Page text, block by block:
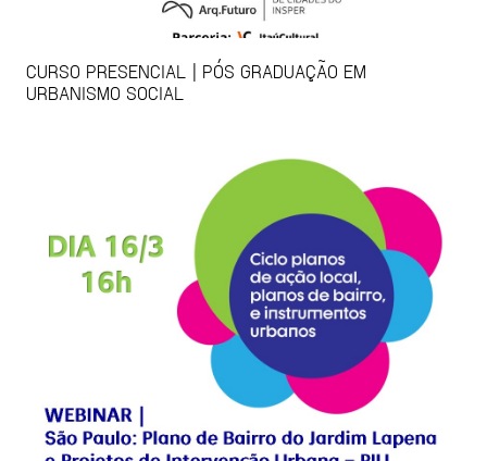
CURSO PRESENCIAL | PÓS GRADUAÇÃO EM
URBANISMO SOCIAL